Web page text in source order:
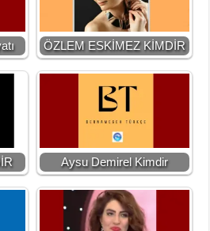
ÖZLEM ESKİMEZ KİMDİR
Aysu Demirel Kimdir